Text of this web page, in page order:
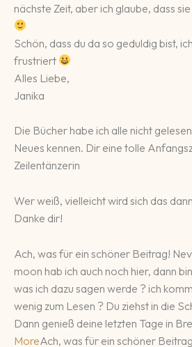
nächste Zeit, aber ich glaube, dass
Schön, dass du da so geduldig bist,
frustriert
Alles Liebe,
Janika
Die Bücher habe ich alle nicht
Neues kennen. Dir eine tolle
Zeilentänzerin
Wer weiß, vielleicht wird sich das
Danke dir!
Ach, was für ein schöner Beitrag!
moon hab ich auch noch hier, dann
was ich dazu sagen werde ? ich
wenig zum Lesen ? Du ziehst in die
Dann genieß deine letzten Tage in
MoreAch, was für ein schöner